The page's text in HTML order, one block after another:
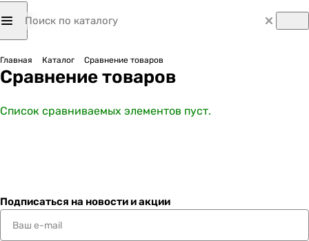
Главная Каталог Сравнение товаров
Сравнение товаров
Список сравниваемых элементов пуст.
Подписаться на новости и акции